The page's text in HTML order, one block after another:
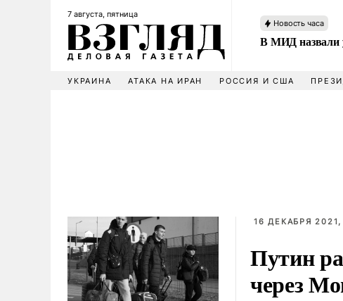
7 августа, пятница
Новость часа
В МИД назвали
УКРАИНА АТАКА НА ИРАН РОССИЯ И США
16 ДЕКАБРЯ 2021,
Путин
через